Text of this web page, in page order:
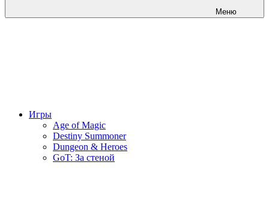
Меню
Игры
Age of Magic
Destiny Summoner
Dungeon & Heroes
GoT: За стеной